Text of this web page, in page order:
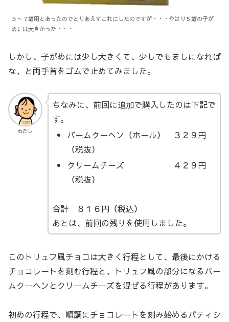
３～７歳用とあったのでとりあえずこれにしたのですが・・・やはり５歳の子が
めには大きかった・・・
しかし、子がめには少し大きくて、少しでもましになれば
な、と両手首をゴムで止めてみました。
わたし
ちなみに、前回に追加で購入したのは下記で
す。
バームクーヘン（ホール） ３２９円
（税抜）
クリームチーズ ４２９円
（税抜）
合計 ８１６円（税込）
あとは、前回の残りを使用しました。
このトリュフ風チョコは大きく行程として、最後にかける
チョコレートを刻む行程と、トリュフ風の部分になるバー
ムクーヘンとクリームチーズを混ぜる行程があります。
初めの行程で、順調にチョコレートを刻み始めるパティシ